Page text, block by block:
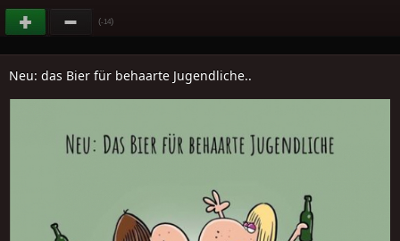
(-14)
Neu: das Bier für behaarte Jugendliche..